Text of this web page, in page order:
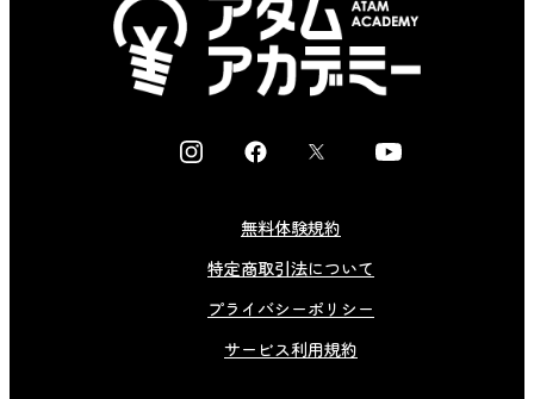
I
a
g
F
e
b
o
k
X
Y
無料体験規約
特定商取引法について
プライバシーポリシー
サービス利用規約